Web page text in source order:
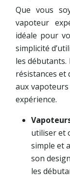
Que vous
vapoteur
idéale pour
simplicité
les débutants.
résistances et
aux
expérience.
utiliser et
simple et
son
les